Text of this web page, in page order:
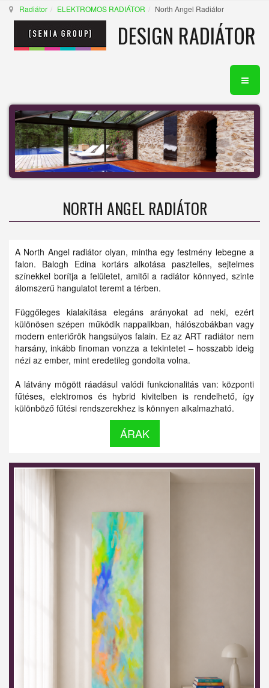
Radiátor ELEKTROMOS RADIÁTOR North Angel Radiátor
DESIGN RADIÁTOR
NORTH ANGEL RADIÁTOR
A North Angel radiátor olyan, mintha egy festmény lebegne a
falon. Balogh Edina kortárs alkotása pasztelles, sejtelmes
színekkel borítja a felületet, amitől a radiátor könnyed, szinte
álomszerű hangulatot teremt a térben.
Függőleges kialakítása elegáns arányokat ad neki, ezért
különösen szépen működik nappalikban, hálószobákban vagy
modern enteriőrök hangsúlyos falain. Ez az ART radiátor nem
harsány, inkább finoman vonzza a tekintetet – hosszabb ideig
nézi az ember, mint eredetileg gondolta volna.
A látvány mögött ráadásul valódi funkcionalitás van: központi
fűtéses, elektromos és hybrid kivitelben is rendelhető, így
különböző fűtési rendszerekhez is könnyen alkalmazható.
ÁRAK